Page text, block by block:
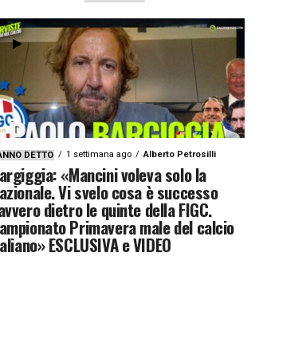
DETTO 1 settimana ago Alberto Petrosilli
«Mancini voleva solo la
Vi svelo cosa è successo
dietro le quinte della FIGC.
Primavera male del calcio
ESCLUSIVA e VIDEO